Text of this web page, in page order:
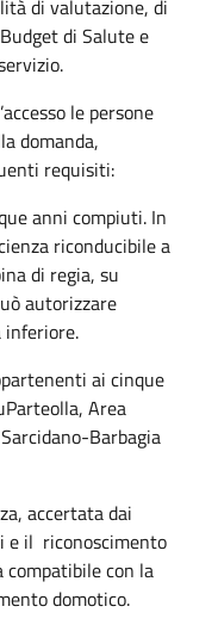
di valutazione, di
di Salute e
le persone
domanda,
requisiti:
anni compiuti. In
riconducibile a
di regia, su
autorizzare
inferiore.
ai cinque
Area
Barbagia
accertata dai
e il riconoscimento
con la
domotico.